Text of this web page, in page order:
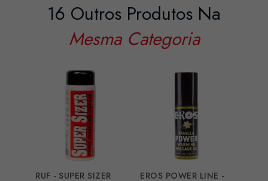
16 Outros Produtos Na
Mesma Categoria
RUF - SUPER SIZER
EROS POWER LINE -